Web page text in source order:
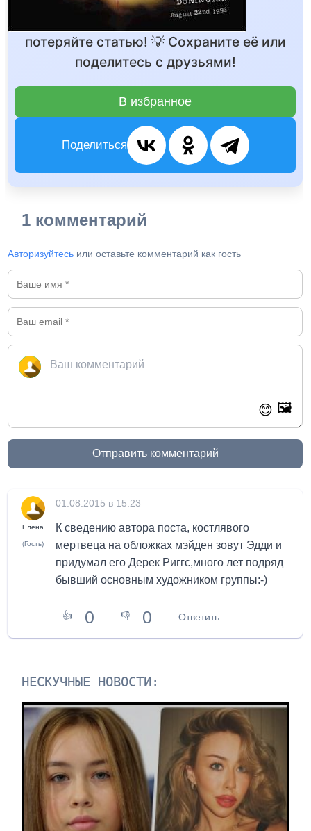
потеряйте статью! 💡 Сохраните её или
поделитесь с друзьями!
В избранное
Поделиться
1 комментарий
Авторизуйтесь или оставьте комментарий как гость
😊 🖼️
Отправить комментарий
Елена
(Гость)
01.08.2015 в 15:23
К сведению автора поста, костлявого
мертвеца на обложках мэйден зовут Эдди и
придумал его Дерек Риггс,много лет подряд
бывший основным художником группы:-)
👍 0 👎 0 Ответить
НЕСКУЧНЫЕ НОВОСТИ: